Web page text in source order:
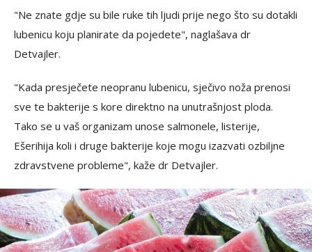
"Ne znate gdje su bile ruke tih ljudi prije nego što su dotakli
lubenicu koju planirate da pojedete", naglašava dr
Detvajler.
"Kada presječete neopranu lubenicu, sječivo noža prenosi
sve te bakterije s kore direktno na unutrašnjost ploda.
Tako se u vaš organizam unose salmonele, listerije,
Ešerihija koli i druge bakterije koje mogu izazvati ozbiljne
zdravstvene probleme", kaže dr Detvajler.